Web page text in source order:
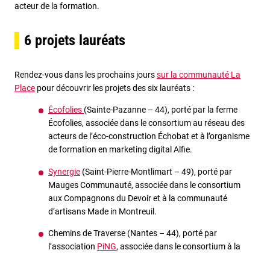
acteur de la formation.
6 projets lauréats
Rendez-vous dans les prochains jourssur la communauté La
Place pour découvrir les projets des six lauréats :
Écofolies (Sainte-Pazanne – 44), porté par la ferme
Écofolies, associée dans le consortium au réseau des
acteurs de l’éco-construction Échobat et à l’organisme
de formation en marketing digital Alfie.
Synergie (Saint-Pierre-Montlimart – 49), porté par
Mauges Communauté, associée dans le consortium
aux Compagnons du Devoir et à la communauté
d’artisans Made in Montreuil.
Chemins de Traverse (Nantes – 44), porté par
l’association PiNG, associée dans le consortium à la